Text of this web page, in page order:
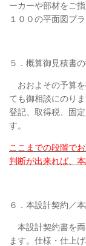
ーカーや部材をご
１００の平面図プ
５．概算御見積
おおよその予算を
ても御相談にのり
登記、取得税、固
す。
ここまでの段階で
判断が出来れば、
６．本設計契約
本設計契約書を両
ます。仕様・仕上